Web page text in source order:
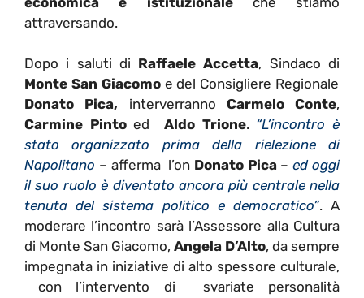
attraversando.
Dopo i saluti di Raffaele Accetta, Sindaco di
Monte San Giacomoe del Consigliere Regionale
Donato Pica, interverranno Carmelo Conte,
Carmine Pintoed Aldo Trione. “L’incontro è
stato organizzato prima della rielezione di
Napolitano – afferma l’on Donato Pica–ed oggi
il suo ruolo è diventato ancora più centrale nella
tenuta del sistema politico e democratico”. A
moderare l’incontro sarà l’Assessore alla Cultura
di Monte San Giacomo, Angela D’Alto, da sempre
impegnata in iniziative di alto spessore culturale,
con l’intervento di svariate personalità